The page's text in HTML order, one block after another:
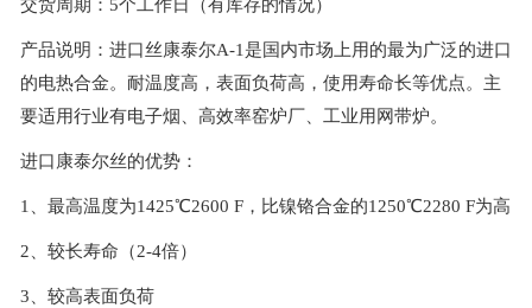
交货周期：5个工作日（有库存的情况）
产品说明：进口丝康泰尔A-1是国内市场上用的最为广泛的进口
的电热合金。耐温度高，表面负荷高，使用寿命长等优点。主
要适用行业有电子烟、高效率窑炉厂、工业用网带炉。
进口康泰尔丝的优势：
1、最高温度为1425℃2600 F，比镍铬合金的1250℃2280 F为高
2、较长寿命（2-4倍）
3、较高表面负荷